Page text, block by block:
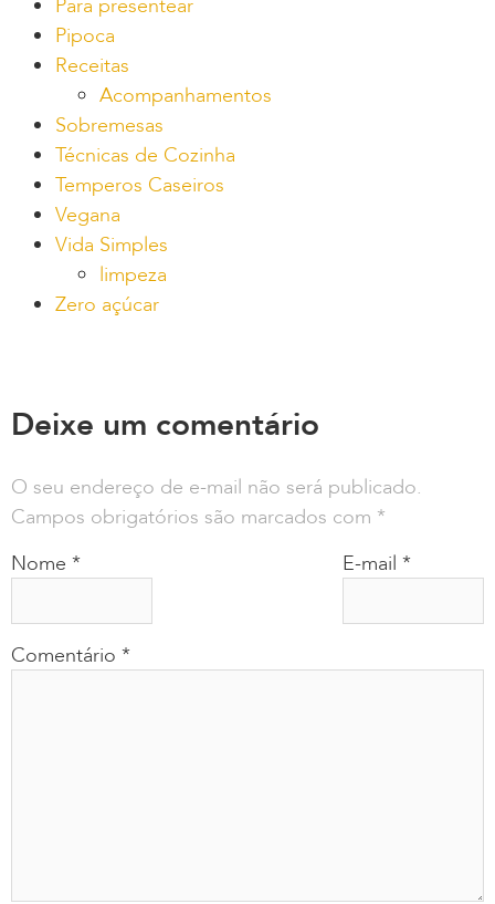
Para presentear
Pipoca
Receitas
Acompanhamentos
Sobremesas
Técnicas de Cozinha
Temperos Caseiros
Vegana
Vida Simples
limpeza
Zero açúcar
Deixe um comentário
O seu endereço de e-mail não será publicado.
Campos obrigatórios são marcados com *
Comentário *
Nome * E-mail *